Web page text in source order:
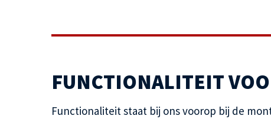
FUNCTIONALITEIT
Functionaliteit staat bij ons voorop bij de